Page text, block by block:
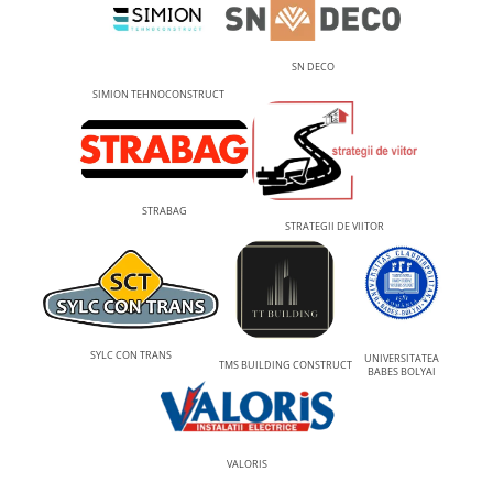
SIMION TEHNOCONSTRUCT
SN DECO
STRABAG
STRATEGII DE VIITOR
SYLC CON TRANS
TMS BUILDING CONSTRUCT
UNIVERSITATEA
BABES BOLYAI
VALORIS